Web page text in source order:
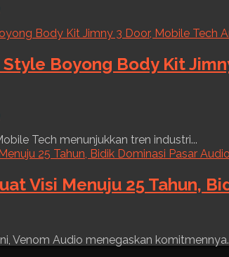
Style Boyong Body Kit
Tech menunjukkan tren industri...
Visi Menuju 25 Tahun,
Venom Audio menegaskan